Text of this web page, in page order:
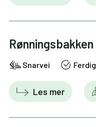
Rønningsbakken
Snarvei Ferdig
Les mer